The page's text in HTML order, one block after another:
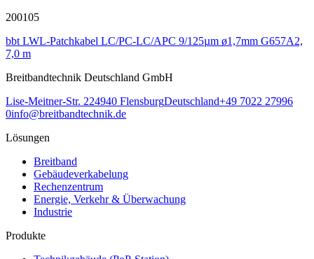
200105
bbt LWL-Patchkabel LC/PC-LC/APC 9/125µm ø1,7mm G657A2,
7,0 m
Breitbandtechnik Deutschland GmbH
Lise-Meitner-Str. 224940 FlensburgDeutschland+49 7022 27996
0info@breitbandtechnik.de
Lösungen
Breitband
Gebäudeverkabelung
Rechenzentrum
Energie, Verkehr & Überwachung
Industrie
Produkte